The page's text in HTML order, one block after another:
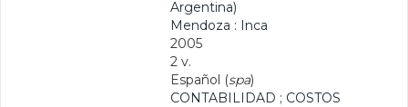
Argentina)
Mendoza : Inca
2005
2 v.
Español (spa)
CONTABILIDAD ; COSTOS